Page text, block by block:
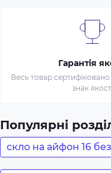
Гарантія
Весь товар
знак
Популярні
скло на айфон 16